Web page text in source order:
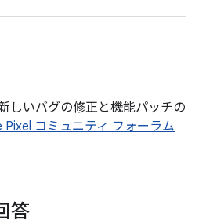
しいバグの修正と機能パッチの
Pixel コミュニティ フォーラム
答